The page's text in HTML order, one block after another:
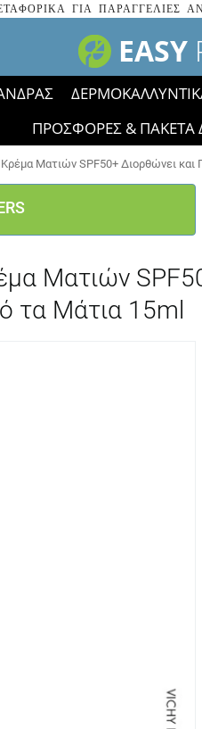
ΓΙΑ ΠΑΡΑΓΓΕΛΙΕΣ
EASY
ΠΡΟΣΦΟΡΕΣ & ΠΑΚΕΤΑ
2023 τα εικονίδια των
Ματιών SPF50+ Διορθώνει
Ματιών
τα Μάτια 15ml